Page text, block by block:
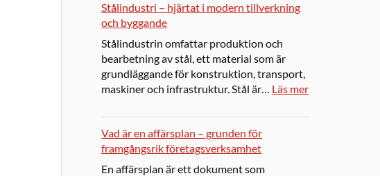
Stålindustri – hjärtat i modern tillverkning
och byggande
Stålindustrin omfattar produktion och
bearbetning av stål, ett material som är
grundläggande för konstruktion, transport,
maskiner och infrastruktur. Stål är… Läs mer
Vad är en affärsplan – grunden för
framgångsrik företagsverksamhet
En affärsplan är ett dokument som